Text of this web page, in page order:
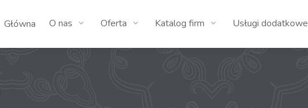
Główna O nas Oferta Katalog firm Usługi dodatkowe